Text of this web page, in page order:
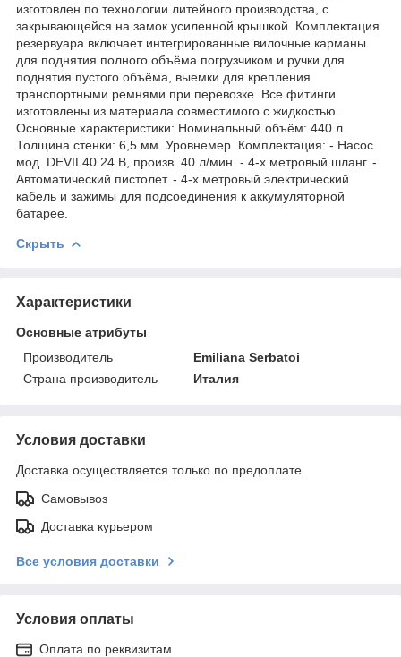
изготовлен по технологии литейного производства, с
закрывающейся на замок усиленной крышкой. Комплектация
резервуара включает интегрированные вилочные карманы
для поднятия полного объёма погрузчиком и ручки для
поднятия пустого объёма, выемки для крепления
транспортными ремнями при перевозке. Все фитинги
изготовлены из материала совместимого с жидкостью.
Основные характеристики: Номинальный объём: 440 л.
Толщина стенки: 6,5 мм. Уровнемер. Комплектация: - Насос
мод. DEVIL40 24 В, произв. 40 л/мин. - 4-х метровый шланг. -
Автоматический пистолет. - 4-х метровый электрический
кабель и зажимы для подсоединения к аккумуляторной
батарее.
Скрыть
Характеристики
Основные атрибуты
Производитель
Emiliana Serbatoi
Страна производитель
Италия
Условия доставки
Доставка осуществляется только по предоплате.
Самовывоз
Доставка курьером
Все условия доставки
Условия оплаты
Оплата по реквизитам